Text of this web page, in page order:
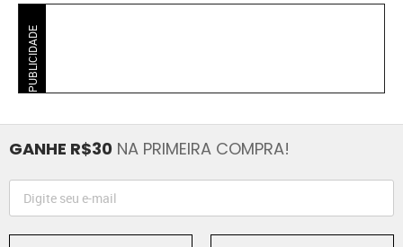
PUBLICIDADE
GANHE R$30 NA PRIMEIRA COMPRA!